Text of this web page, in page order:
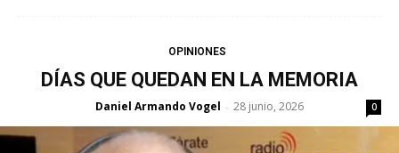
OPINIONES
DÍAS QUE QUEDAN EN LA MEMORIA
Daniel Armando Vogel - 28 junio, 2026 0